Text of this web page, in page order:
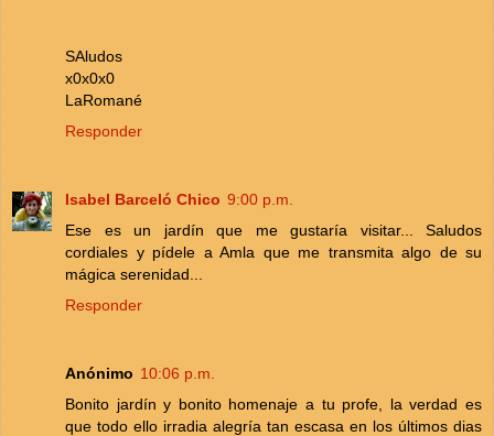
SAludos
x0x0x0
LaRomané
Responder
Isabel Barceló Chico 9:00 p.m.
Ese es un jardín que me gustaría visitar... Saludos
cordiales y pídele a Amla que me transmita algo de su
mágica serenidad...
Responder
Anónimo 10:06 p.m.
Bonito jardín y bonito homenaje a tu profe, la verdad es
que todo ello irradia alegría tan escasa en los últimos dias